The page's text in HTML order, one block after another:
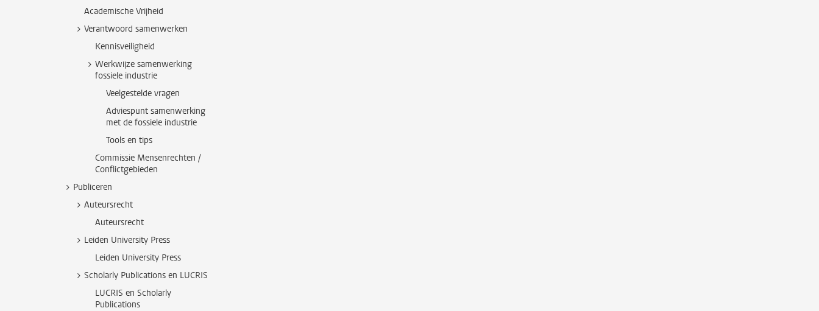
Academische Vrijheid
Verantwoord samenwerken
Kennisveiligheid
Werkwijze samenwerking
fossiele industrie
Veelgestelde vragen
Adviespunt samenwerking
met de fossiele industrie
Tools en tips
Commissie Mensenrechten /
Conflictgebieden
Publiceren
Auteursrecht
Auteursrecht
Leiden University Press
Leiden University Press
Scholarly Publications en LUCRIS
LUCRIS en Scholarly
Publications